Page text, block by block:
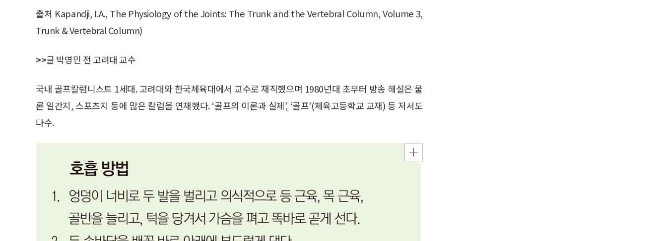
출처 Kapandji, I.A., The Physiology of the Joints: The Trunk and the Vertebral Column, Volume 3,
Trunk & Vertebral Column)
>>글 박영민 전 고려대 교수
국내 골프칼럼니스트 1세대. 고려대와 한국체육대에서 교수로 재직했으며 1980년대 초부터 방송 해설은 물
론 일간지, 스포츠지 등에 많은 칼럼을 연재했다. ‘골프의 이론과 실제’, ‘골프’(체육고등학교 교재) 등 저서도
다수.